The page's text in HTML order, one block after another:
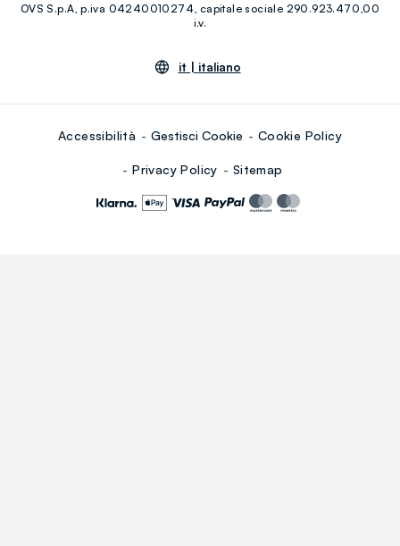
Youtube Linkedin
OVS S.p.A, p.iva 04240010274, capitale sociale 290.923.470,00
i.v.
it | italiano
Accessibilità Gestisci Cookie Cookie Policy
Privacy Policy Sitemap